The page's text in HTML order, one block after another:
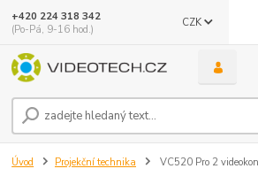
CZK
+420 224 318 342
(Po-Pá, 9-16 hod.)
Úvod Projekční technika VC520 Pro 2